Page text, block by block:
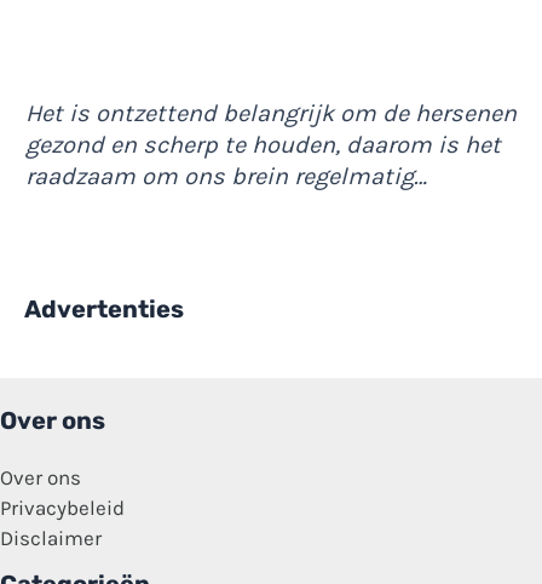
Het is ontzettend belangrijk om de hersenen
gezond en scherp te houden, daarom is het
raadzaam om ons brein regelmatig…
Advertenties
Over ons
Over ons
Privacybeleid
Disclaimer